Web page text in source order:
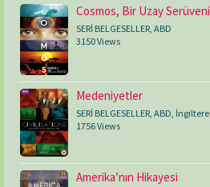
Cosmos, Bir Uzay Serüveni
SERİ BELGESELLER ABD
3150 Views
Medeniyetler
SERİ BELGESELLER ABD İngiltere
1756 Views
Amerika’nın Hikayesi